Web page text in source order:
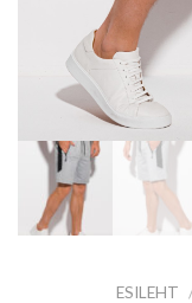
ESILEHT